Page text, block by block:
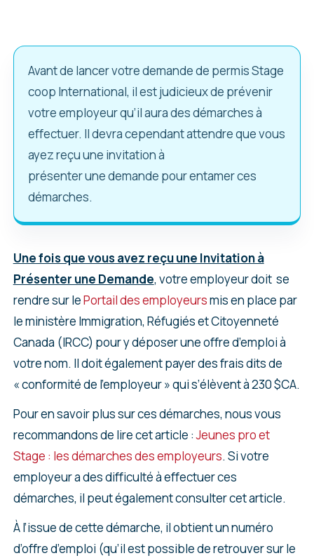
Avant de lancer votre demande de permis Stage
coop International, il est judicieux de prévenir
votre employeur qu’il aura des démarches à
effectuer. Il devra cependant attendre que vous
ayez reçu une invitation à
présenter une demande pour entamer ces
démarches.
Une fois que vous avez reçu une Invitation à
Présenter une Demande, votre employeur doit se
rendre sur lePortail des employeursmis en place par
le ministère Immigration, Réfugiés et Citoyenneté
Canada (IRCC) pour y déposer une offre d’emploi à
votre nom. Il doit également payer des frais dits de
« conformité de l’employeur » qui s’élèvent à 230 $CA.
Pour en savoir plus sur ces démarches, nous vous
recommandons de lire cet article :Jeunes pro et
Stage : les démarches des employeurs. Si votre
employeur a des difficulté à effectuer ces
démarches, il peut également consulter cet article.
À l’issue de cette démarche, il obtient un numéro
d’offre d’emploi (qu’il est possible de retrouver sur le